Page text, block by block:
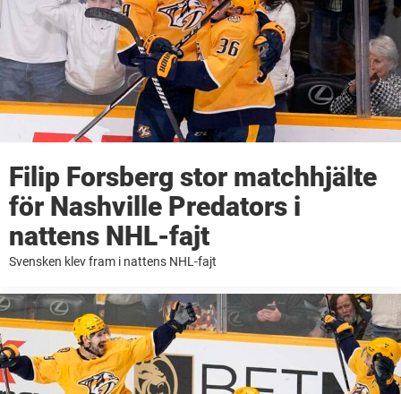
Filip Forsberg stor matchhjälte
för Nashville Predators i
nattens NHL-fajt
Svensken klev fram i nattens NHL-fajt